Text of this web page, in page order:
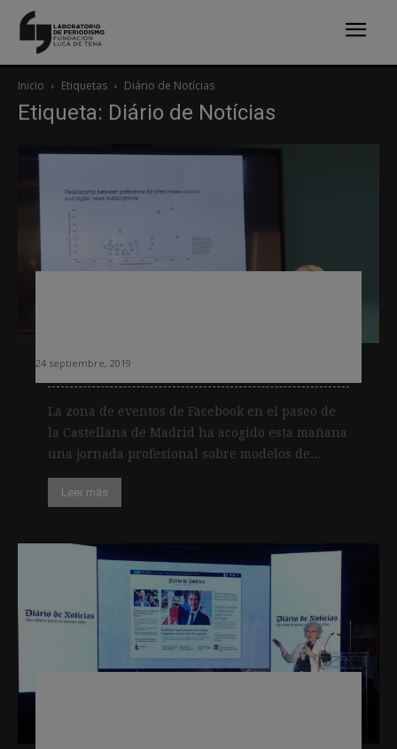
Inicio Etiquetas Diário de Notícias
Etiqueta: Diário de Notícias
24 septiembre, 2019
La zona de eventos de Facebook en el paseo de
la Castellana de Madrid ha acogido esta mañana
una jornada profesional sobre modelos de...
Leer más